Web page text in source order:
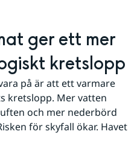
ger ett mer
kretslopp
på är att ett varmare
kretslopp. Mer vatten
och mer nederbörd
för skyfall ökar. Havet